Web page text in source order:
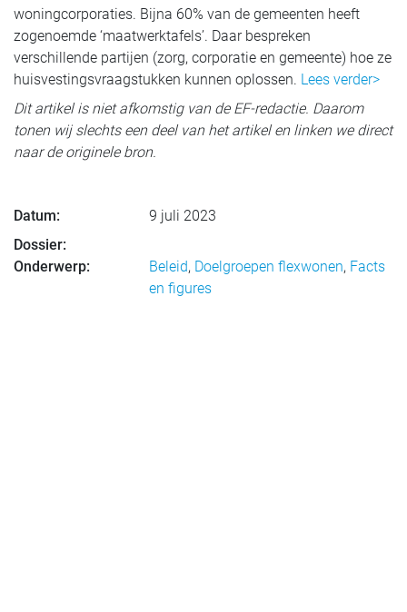
woningcorporaties. Bijna 60% van de gemeenten heeft
zogenoemde ‘maatwerktafels’. Daar bespreken
verschillende partijen (zorg, corporatie en gemeente) hoe ze
huisvestingsvraagstukken kunnen oplossen. Lees verder>
Dit artikel is niet afkomstig van de EF-redactie. Daarom
tonen wij slechts een deel van het artikel en linken we direct
naar de originele bron.
Datum:
9 juli 2023
Dossier:
Onderwerp:
Beleid, Doelgroepen flexwonen, Facts
en figures